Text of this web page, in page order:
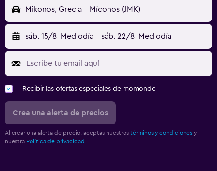
Míkonos, Grecia - Míconos (JMK)
sáb. 15/8 Mediodía - sáb. 22/8 Mediodía
Recibir las ofertas especiales de momondo
Crea una alerta de precios
Al crear una alerta de precio, aceptas nuestros términos y condiciones y
nuestra Política de privacidad.